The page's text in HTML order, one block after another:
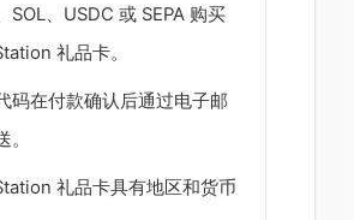
SOL、USDC 或 SEPA 购买
礼品卡。
码在付款确认后通过电子邮
。
礼品卡具有地区和货币